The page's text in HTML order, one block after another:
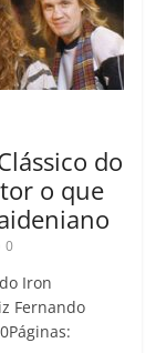
do
o que
0
Iron
Fernando